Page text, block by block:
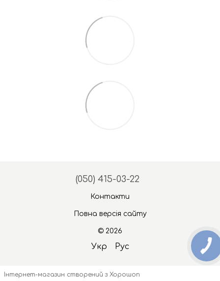
(050) 415-03-22
Контакти
Повна версія сайту
© 2026
Укр Рус
Інтернет-магазин створений з Хорошоп